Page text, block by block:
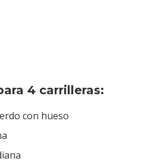
4 carrilleras:
con hueso